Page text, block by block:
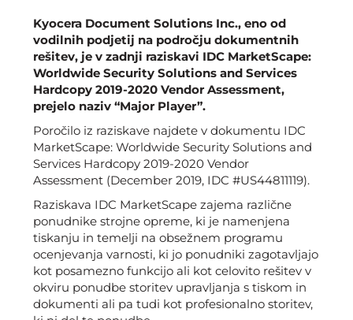
Kyocera Document Solutions Inc., eno od
vodilnih podjetij na področju dokumentnih
rešitev, je v zadnji raziskavi IDC MarketScape:
Worldwide Security Solutions and Services
Hardcopy 2019-2020 Vendor Assessment,
prejelo naziv “Major Player”.
Poročilo iz raziskave najdete v dokumentu IDC
MarketScape: Worldwide Security Solutions and
Services Hardcopy 2019-2020 Vendor
Assessment (December 2019, IDC #US44811119).
Raziskava IDC MarketScape zajema različne
ponudnike strojne opreme, ki je namenjena
tiskanju in temelji na obsežnem programu
ocenjevanja varnosti, ki jo ponudniki zagotavljajo
kot posamezno funkcijo ali kot celovito rešitev v
okviru ponudbe storitev upravljanja s tiskom in
dokumenti ali pa tudi kot profesionalno storitev,